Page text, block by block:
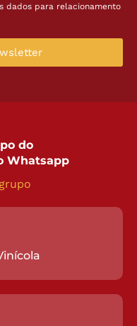
dados para relacionamento
do
Whatsapp